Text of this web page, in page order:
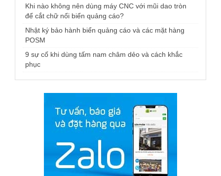
Khi nào không nên dùng máy CNC với mũi dao tròn
để cắt chữ nổi biển quảng cáo?
Nhật ký bảo hành biển quảng cáo và các mặt hàng
POSM
9 sự cố khi dùng tấm nam châm dẻo và cách khắc
phục